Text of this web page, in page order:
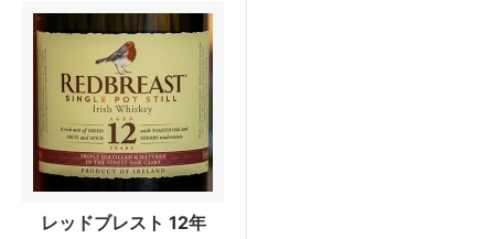
レッドブレスト 12年